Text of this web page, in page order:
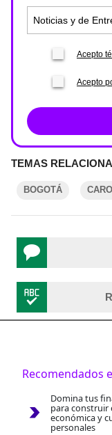
Acepto
Acepto
TEMAS
BOGOTÁ
Recomendados
Domina tus
para construir
económica y
personales